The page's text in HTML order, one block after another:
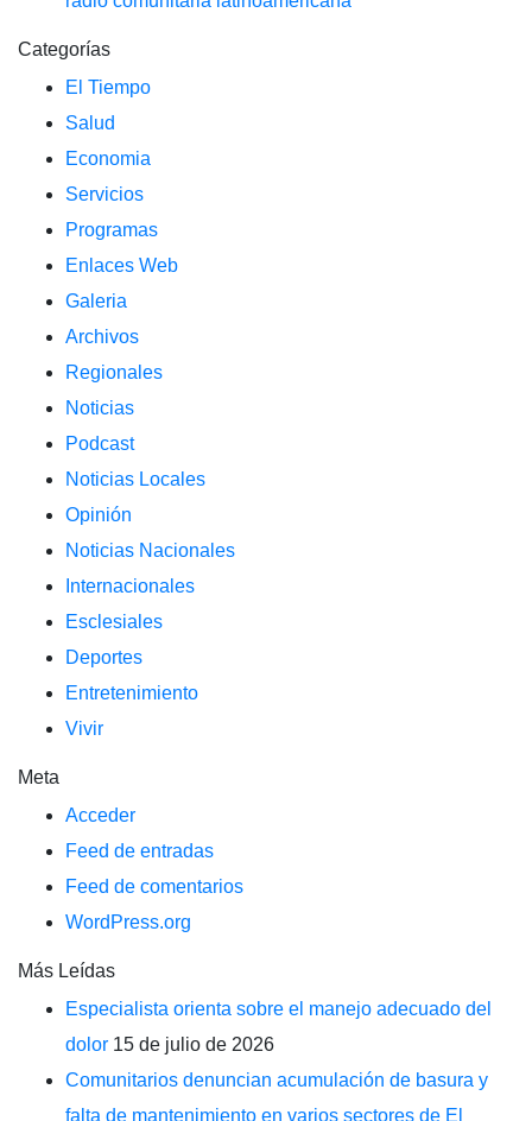
Categorías
El Tiempo
Salud
Economia
Servicios
Programas
Enlaces Web
Galeria
Archivos
Regionales
Noticias
Podcast
Noticias Locales
Opinión
Noticias Nacionales
Internacionales
Esclesiales
Deportes
Entretenimiento
Vivir
Meta
Acceder
Feed de entradas
Feed de comentarios
WordPress.org
Más Leídas
Especialista orienta sobre el manejo adecuado del
dolor 15 de julio de 2026
Comunitarios denuncian acumulación de basura y
falta de mantenimiento en varios sectores de El